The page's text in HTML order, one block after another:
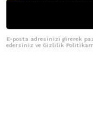
E-posta adresinizi girerek
edersiniz ve Gizlilik